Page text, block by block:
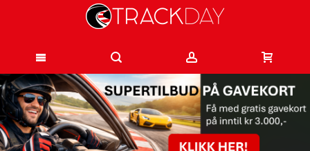
Hopp
til
innhold